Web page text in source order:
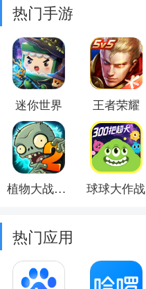
热门手游
迷你世界 王者荣耀
植物大战僵尸2 球球大作战
热门应用